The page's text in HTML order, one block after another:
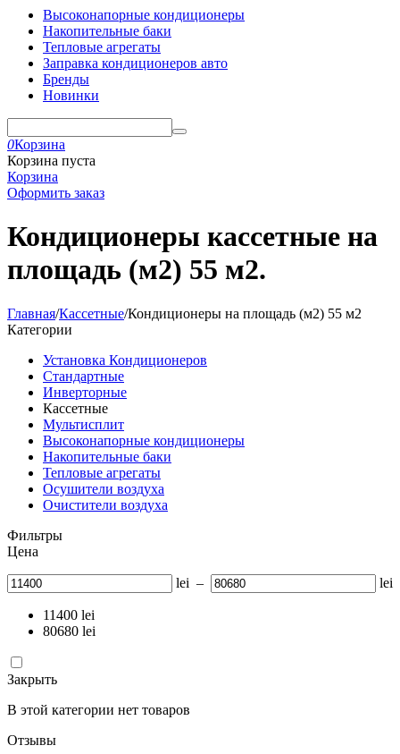
Высоконапорные кондиционеры
Накопительные баки
Тепловые агрегаты
Заправка кондиционеров авто
Бренды
Новинки
0Корзина
Корзина пуста
Корзина
Оформить заказ
Кондиционеры кассетные на
площадь (м2) 55 м2.
Главная/Кассетные/Кондиционеры на площадь (м2) 55 м2
Категории
Установка Кондиционеров
Стандартные
Инверторные
Кассетные
Мультисплит
Высоконапорные кондиционеры
Накопительные баки
Тепловые агрегаты
Осушители воздуха
Очистители воздуха
Фильтры
Цена
lei – lei
11400 lei
80680 lei
Закрыть
В этой категории нет товаров
Отзывы